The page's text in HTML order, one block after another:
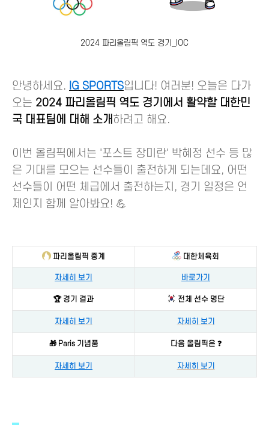
2024 파리올림픽 역도 경기_IOC
안녕하세요. IG SPORTS입니다! 여러분! 오늘은 다가
오는 2024 파리올림픽 역도 경기에서 활약할 대한민
국 대표팀에 대해 소개 하려고 해요.
이번 올림픽에서는 '포스트 장미란' 박혜정 선수 등 많
은 기대를 모으는 선수들이 출전하게 되는데요, 어떤
선수들이 어떤 체급에서 출전하는지, 경기 일정은 언
제인지 함께 알아봐요! 💪
파리올림픽 중계 대한체육회
자세히 보기 바로가기
🏆 경기 결과 전체 선수 명단
자세히 보기 자세히 보기
🎁 Paris 기념품 다음 올림픽은 ❓
자세히 보기 자세히 보기